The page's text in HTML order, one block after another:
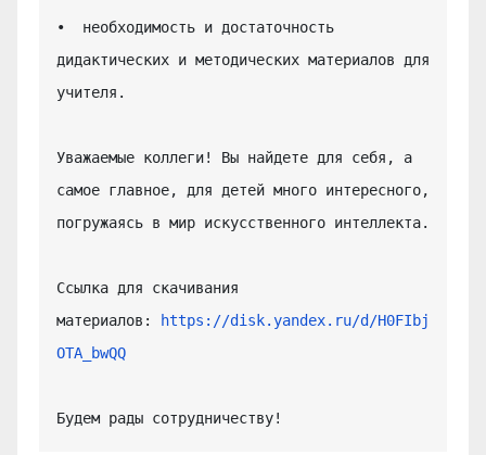
•  необходимость и достаточность
дидактических и методических материалов для
учителя.
Уважаемые коллеги! Вы найдете для себя, а
самое главное, для детей много интересного,
погружаясь в мир искусственного интеллекта.
Ссылка для скачивания
материалов:
https://disk.yandex.ru/d/H0FIbj
OTA_bwQQ
Будем рады сотрудничеству!